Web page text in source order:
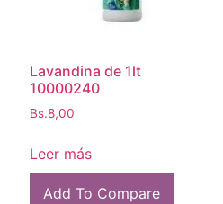
Lavandina de 1lt
10000240
Bs.8,00
Leer más
Add To Compare